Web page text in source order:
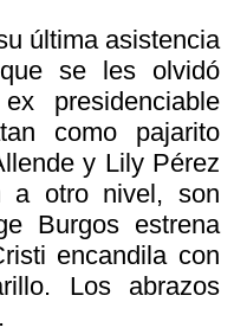
última asistencia
se les olvidó
presidenciable
como pajarito
y Lily Pérez
a otro nivel, son
Burgos estrena
encandila con
Los abrazos